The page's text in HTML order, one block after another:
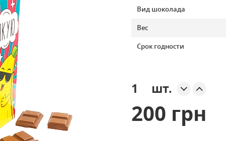
Вид шоколада
Вес
Срок годности
шт.
200 грн